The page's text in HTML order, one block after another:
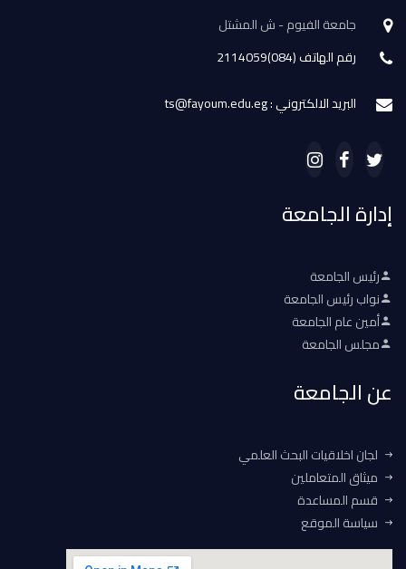
جامعة الفيوم - ش المشتل
رقم الهاتف (084)2114059
البريد الالكتروني : ts@fayoum.edu.eg
إدارة الجامعة
رئيس الجامعة
نواب رئيس الجامعة
أمين عام الجامعة
مجلس الجامعة
عن الجامعة
لجان اخلاقيات البحث العلمي
ميثاق المتعاملين
قسم المساعدة
سياسة الموقع